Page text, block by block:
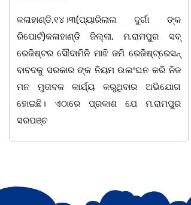
ଶିକାର କରି ବ୍ୟବସାୟ ଚାଲୁଥିବା ସମ୍ପର୍କରେ
କୌଣସି ସୂତ୍ରରୁ ସୂଚନା ପାଇ କଳାହାଣ୍ଡି ଉତ୍ତର
ବନଖଣ୍ଡ ଅଧୀନ କେଗାଁ ରେଞ୍ଜର ବନ କର୍ମଚାରୀ
ମାନେ ଗରଗାବ ସେକ୍ସନ ଅଧୀନ କାନ୍ଦୁଲଝର